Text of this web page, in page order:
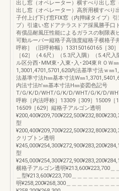
出し窓（オペレーター）横すべり出し窓
出し窓（オペレーター）高所用横すべり
子付上げ下げ窓FIX窓（内押縁タイプ）
プ）引違い窓ドアテラスドア採風勝手口
有償品耐風圧性能によるガラスの制限表
可動ルーバー縦格子高強度縦格子横格子
呼称］（旧呼称幅）133150160165［30］
［62］（4.6尺）（5.3尺入隅）（5.4尺
ル区分西･MM東･入東･入･204東ＲＯＷ
1,3001,4701,5701,620内法基準寸法ｗ㎜
法基準寸法h㎜基本寸法W㎜
内法寸法h'㎜基本寸法H㎜姿図色記号
T/G/K/D/WHT/G/K/D/WHT/G/K/D/
呼称［内法呼称］13309［309］15009［
16509［629］縦格子アルゴン透明
型
クリプトン透明
型
横格子アルゴン透明¥213,600¥223,700＿
＿型¥213,600¥223,700＿＿＿＿＿＿＿
明¥258,200¥268,300＿＿＿＿＿＿＿＿＿